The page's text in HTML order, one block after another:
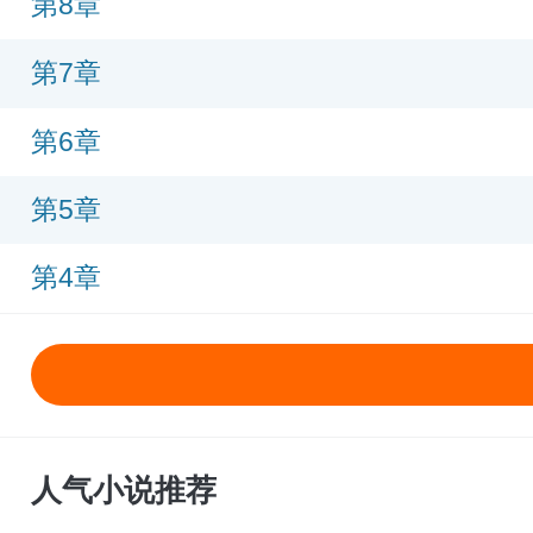
第7章
第6章
第5章
第4章
人气小说推荐